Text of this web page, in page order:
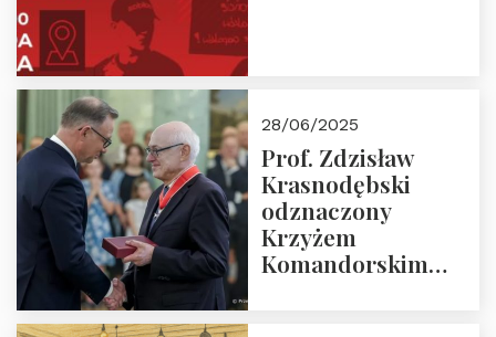
28/06/2025
Prof. Zdzisław
Krasnodębski
odznaczony
Krzyżem
Komandorskim